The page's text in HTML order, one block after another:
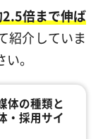
倍まで伸ば
紹介していま
。
体の種類と
・採用サイ